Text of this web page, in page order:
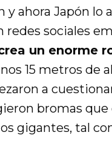
y ahora Japón lo
redes sociales
un enorme
15 metros de
a
bromas
gigantes, tal